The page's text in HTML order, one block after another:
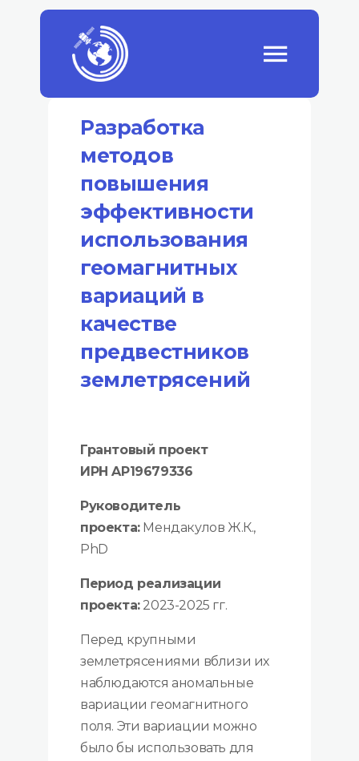
Разработка
методов
повышения
эффективности
использования
геомагнитных
вариаций в
качестве
предвестников
землетрясений
Грантовый проект
ИРН AP19679336
Руководитель
проекта:Мендакулов Ж.К.,
PhD
Период реализации
проекта:2023-2025 гг.
Перед крупными
землетрясениями вблизи их
наблюдаются аномальные
вариации геомагнитного
поля. Эти вариации можно
было бы использовать для